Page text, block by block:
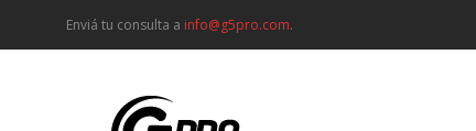
Enviá tu consulta a info@g5pro.com.